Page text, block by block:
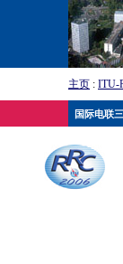
主页 : ITU-
国际电联